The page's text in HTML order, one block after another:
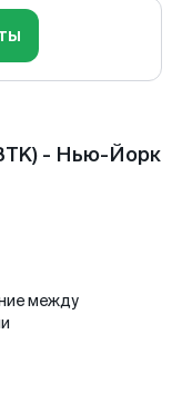
- Нью-Йорк
между